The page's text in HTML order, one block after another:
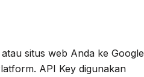
situs web Anda ke Google
API Key digunakan